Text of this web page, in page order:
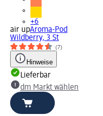
+6
air upAroma-Pod
Wildberry, 3 St
(7)
Hinweise
Lieferbar
dm Markt wählen